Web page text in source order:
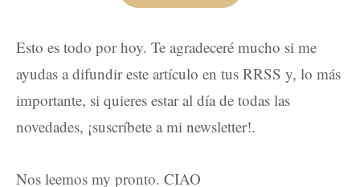
Esto es todo por hoy. Te agradeceré mucho si me
ayudas a difundir este artículo en tus RRSS y, lo más
importante, si quieres estar al día de todas las
novedades, ¡suscríbete a mi newsletter!.
Nos leemos my pronto. CIAO